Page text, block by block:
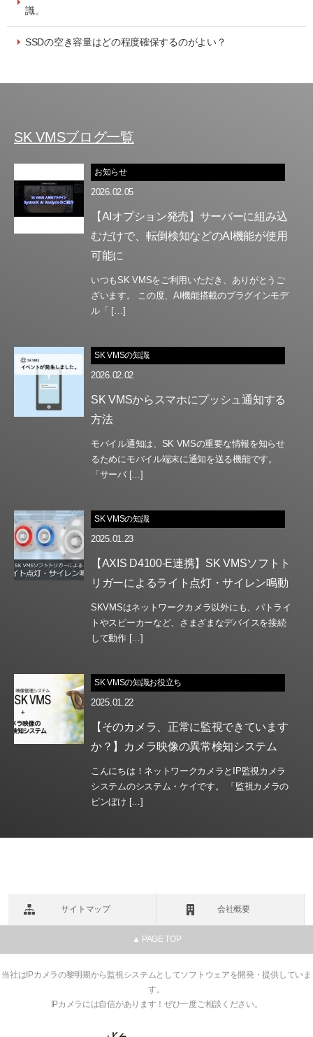
識。
SSDの空き容量はどの程度確保するのがよい？
SK VMSブログ一覧
お知らせ
2026.02.05
【AIオプション発売】サーバーに組み込
むだけで、転倒検知などのAI機能が使用
可能に
いつもSK VMSをご利用いただき、ありがとうご
ざいます。 この度、AI機能搭載のプラグインモデ
ル「 […]
SK VMSの知識
2026.02.02
SK VMSからスマホにプッシュ通知する
方法
モバイル通知は、SK VMSの重要な情報を知らせ
るためにモバイル端末に通知を送る機能です。
「サーバ […]
SK VMSの知識
2025.01.23
【AXIS D4100-E連携】SK VMSソフトト
リガーによるライト点灯・サイレン鳴動
SKVMSはネットワークカメラ以外にも、パトライ
トやスピーカーなど、さまざまなデバイスを接続
して動作 […]
SK VMSの知識お役立ち
2025.01.22
【そのカメラ、正常に監視できています
か？】カメラ映像の異常検知システム
こんにちは！ネットワークカメラとIP監視カメラ
システムのシステム・ケイです。 「監視カメラの
ピンぼけ […]
サイトマップ 会社概要
▲ PAGE TOP
当社はIPカメラの黎明期から監視システムとしてソフトウェアを開発・提供していま
す。
IPカメラには自信があります！ぜひ一度ご相談ください。